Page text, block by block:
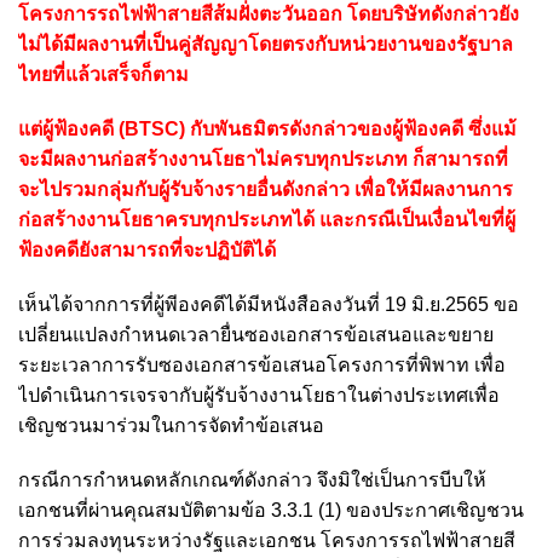
โครงการรถไฟฟ้าสายสีส้มฝั่งตะวันออก โดยบริษัทดังกล่าวยัง
ไม่ได้มีผลงานที่เป็นคู่สัญญาโดยตรงกับหน่วยงานของรัฐบาล
ไทยที่แล้วเสร็จก็ตาม
แต่ผู้ฟ้องคดี (BTSC) กับพันธมิตรดังกล่าวของผู้ฟ้องคดี ซึ่งแม้
จะมีผลงานก่อสร้างงานโยธาไม่ครบทุกประเภท ก็สามารถที่
จะไปรวมกลุ่มกับผู้รับจ้างรายอื่นดังกล่าว เพื่อให้มีผลงานการ
ก่อสร้างงานโยธาครบทุกประเภทได้ และกรณีเป็นเงื่อนไขที่ผู้
ฟ้องคดียังสามารถที่จะปฏิบัติได้
เห็นได้จากการที่ผู้พีองคดีได้มีหนังสือลงวันที่ 19 มิ.ย.2565 ขอ
เปลี่ยนแปลงกำหนดเวลายื่นซองเอกสารข้อเสนอและขยาย
ระยะเวลาการรับซองเอกสารข้อเสนอโครงการที่พิพาท เพื่อ
ไปดำเนินการเจรจากับผู้รับจ้างงานโยธาในต่างประเทศเพื่อ
เชิญชวนมาร่วมในการจัดทำข้อเสนอ
กรณีการกำหนดหลักเกณฑ์ดังกล่าว จึงมิใช่เป็นการบีบให้
เอกชนที่ผ่านคุณสมบัติตามข้อ 3.3.1 (1) ของประกาศเชิญชวน
การร่วมลงทุนระหว่างรัฐและเอกชน โครงการรถไฟฟ้าสายสี